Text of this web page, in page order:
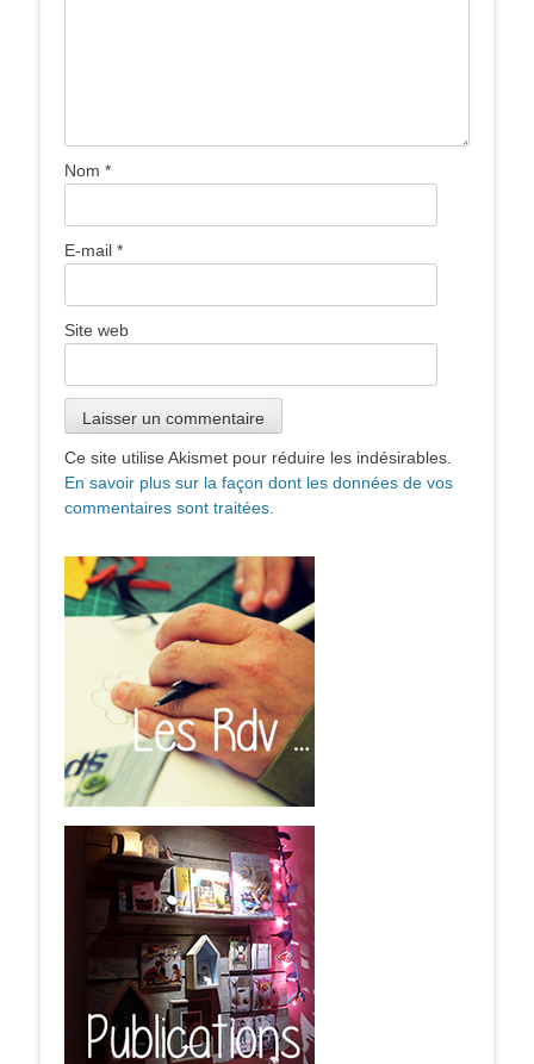
Nom *
E-mail *
Site web
Ce site utilise Akismet pour réduire les indésirables.
En savoir plus sur la façon dont les données de vos
commentaires sont traitées.